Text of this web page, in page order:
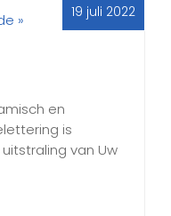
19 juli 2022
en
is
van Uw
»